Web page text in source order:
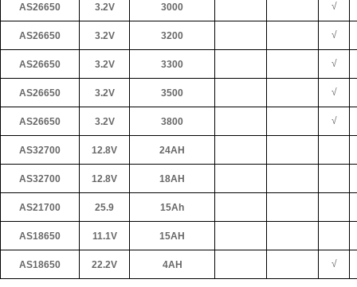
AS26650 3.2V 3000 √
AS26650 3.2V 3200 √
AS26650 3.2V 3300 √
AS26650 3.2V 3500 √
AS26650 3.2V 3800 √
AS32700 12.8V 24AH
AS32700 12.8V 18AH
AS21700 25.9 15Ah
AS18650 11.1V 15AH
AS18650 22.2V 4AH √